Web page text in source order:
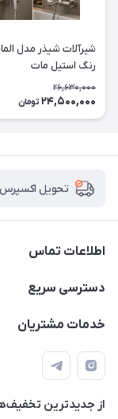
شیرآلات شیذر مدل
رنگ استیل مات
26,630,000
24,500,000 تومان
تحویل اکسپرس
اطلاعات تماس
09913878908 _ 09201096459 _ 021.28424157
دسترسی سریع
حساب کاربری
لیست محصولات
درباره ما
خدمات مشتریان
قوانین و مقررات
حریم خصوصی
راهنما
از جدید‌ترین